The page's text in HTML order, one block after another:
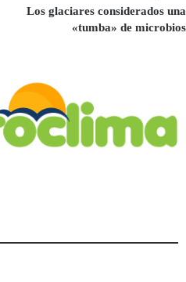
Los glaciares considerados una
«tumba» de microbios